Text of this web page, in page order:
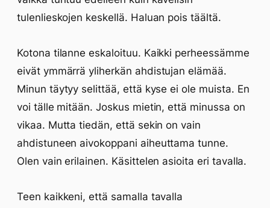
tulenlieskojen keskellä. Haluan pois täältä.
Kotona tilanne eskaloituu. Kaikki perheessämme
eivät ymmärrä yliherkän ahdistujan elämää.
Minun täytyy selittää, että kyse ei ole muista. En
voi tälle mitään. Joskus mietin, että minussa on
vikaa. Mutta tiedän, että sekin on vain
ahdistuneen aivokoppani aiheuttama tunne.
Olen vain erilainen. Käsittelen asioita eri tavalla.
Teen kaikkeni, että samalla tavalla